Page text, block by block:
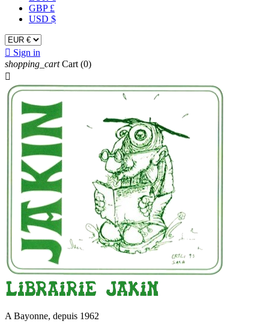
GBP £
USD $
 Sign in
shopping_cart Cart (0)

A Bayonne, depuis 1962